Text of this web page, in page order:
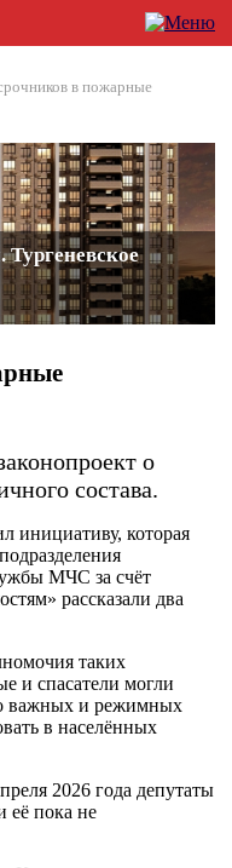
в пожарные
о
состава.
инициативу, которая
МЧС за счёт
рассказали два
таких
и спасатели могли
важных и режимных
в населённых
2026 года депутаты
её пока не